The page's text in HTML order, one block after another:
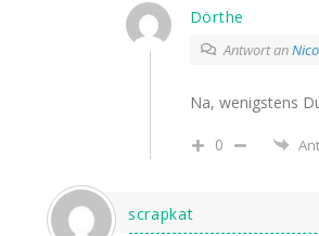
Dörthe
Antwort an
Na, wenigstens
0
scrapkat